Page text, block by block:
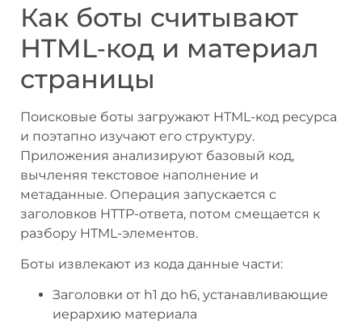
Как боты считывают
HTML‑код и материал
страницы
Поисковые боты загружают HTML-код ресурса
и поэтапно изучают его структуру.
Приложения анализируют базовый код,
вычленяя текстовое наполнение и
метаданные. Операция запускается с
заголовков HTTP-ответа, потом смещается к
разбору HTML-элементов.
Боты извлекают из кода данные части:
Заголовки от h1 до h6, устанавливающие
иерархию материала